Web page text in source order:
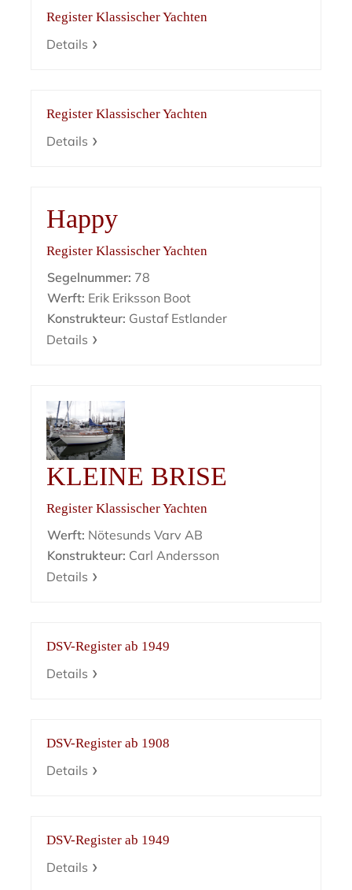
Register Klassischer Yachten
Details
Register Klassischer Yachten
Details
Happy
Register Klassischer Yachten
Segelnummer: 78
Werft: Erik Eriksson Boot
Konstrukteur: Gustaf Estlander
Details
KLEINE BRISE
Register Klassischer Yachten
Werft: Nötesunds Varv AB
Konstrukteur: Carl Andersson
Details
DSV-Register ab 1949
Details
DSV-Register ab 1908
Details
DSV-Register ab 1949
Details